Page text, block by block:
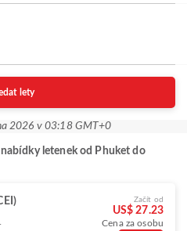
lety
2026 v 03:18 GMT+0
letenek od Phuket do
Začít od
US$ 27.23
Cena za osobu